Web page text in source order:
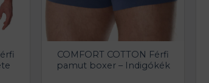
COMFORT COTTON Férfi
pamut boxer – Indigókék